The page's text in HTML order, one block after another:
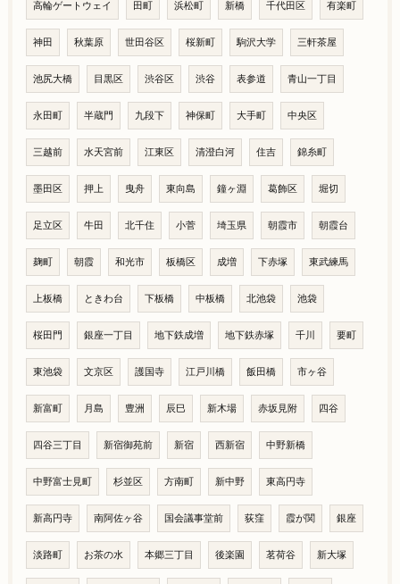
高輪ゲートウェイ 田町 浜松町 新橋 千代田区 有楽町
神田 秋葉原 世田谷区 桜新町 駒沢大学 三軒茶屋
池尻大橋 目黒区 渋谷区 渋谷 表参道 青山一丁目
永田町 半蔵門 九段下 神保町 大手町 中央区
三越前 水天宮前 江東区 清澄白河 住吉 錦糸町
墨田区 押上 曳舟 東向島 鐘ヶ淵 葛飾区 堀切
足立区 牛田 北千住 小菅 埼玉県 朝霞市 朝霞台
麹町 朝霞 和光市 板橋区 成増 下赤塚 東武練馬
上板橋 ときわ台 下板橋 中板橋 北池袋 池袋
桜田門 銀座一丁目 地下鉄成増 地下鉄赤塚 千川 要町
東池袋 文京区 護国寺 江戸川橋 飯田橋 市ヶ谷
新富町 月島 豊洲 辰巳 新木場 赤坂見附 四谷
四谷三丁目 新宿御苑前 新宿 西新宿 中野新橋
中野富士見町 杉並区 方南町 新中野 東高円寺
新高円寺 南阿佐ヶ谷 国会議事堂前 荻窪 霞が関 銀座
淡路町 お茶の水 本郷三丁目 後楽園 茗荷谷 新大塚